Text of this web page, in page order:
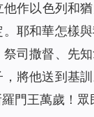
他作以色列
耶和華怎樣
司撒督、先
將他送到基
門王萬歲！